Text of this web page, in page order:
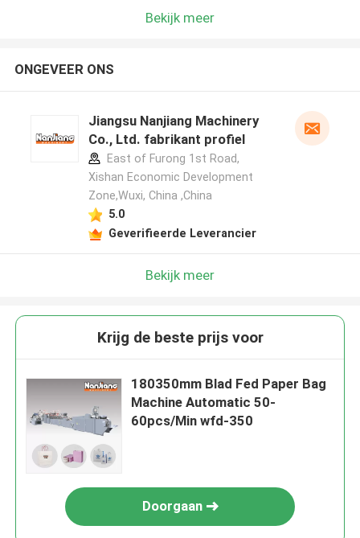
Bekijk meer
ONGEVEER ONS
Jiangsu Nanjiang Machinery
Co., Ltd. fabrikant profiel
East of Furong 1st Road,
Xishan Economic Development
Zone,Wuxi, China ,China
5.0
Geverifieerde Leverancier
Bekijk meer
Krijg de beste prijs voor
180350mm Blad Fed Paper Bag
Machine Automatic 50-
60pcs/Min wfd-350
Doorgaan